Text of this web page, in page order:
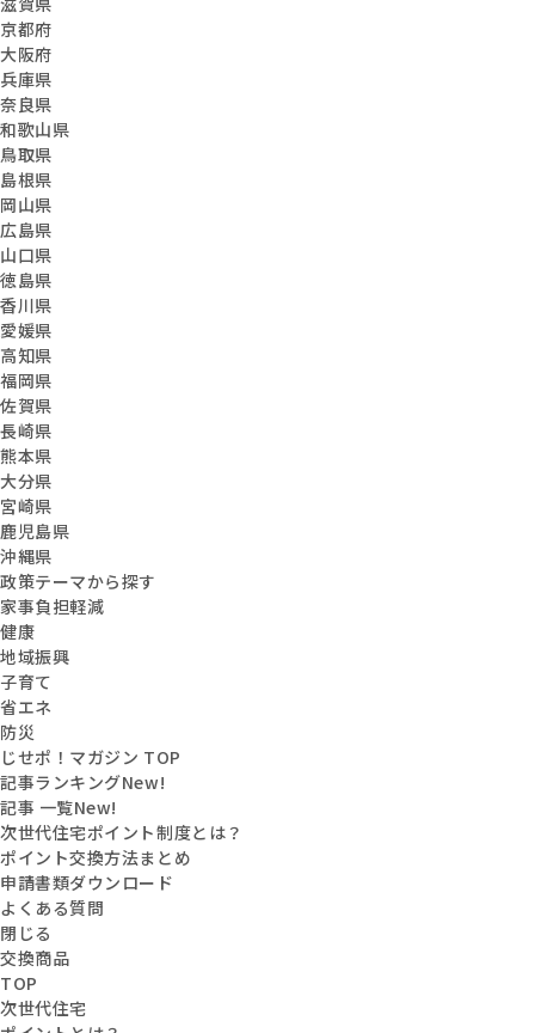
京都府
大阪府
兵庫県
奈良県
和歌山県
鳥取県
島根県
岡山県
広島県
山口県
徳島県
香川県
愛媛県
高知県
福岡県
佐賀県
長崎県
熊本県
大分県
宮崎県
鹿児島県
沖縄県
政策テーマから探す
家事負担軽減
健康
地域振興
子育て
省エネ
防災
じせポ！マガジン TOP
記事ランキングNew!
記事 一覧New!
次世代住宅ポイント制度とは？
ポイント交換方法まとめ
申請書類ダウンロード
よくある質問
閉じる
交換商品
TOP
次世代住宅